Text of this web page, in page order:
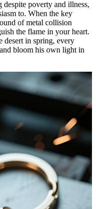
poverty and illness,
to. When the key
of metal collision
the flame in your heart.
desert in spring, every
bloom his own light in